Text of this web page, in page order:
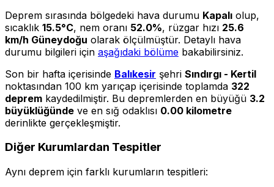
Deprem sırasında bölgedeki hava durumu Kapalı olup,
sıcaklık 15.5°C, nem oranı 52.0%, rüzgar hızı 25.6
km/h Güneydoğu olarak ölçülmüştür. Detaylı hava
durumu bilgileri için aşağıdaki bölüme bakabilirsiniz.
Son bir hafta içerisinde Balıkesir şehri Sındırgı - Kertil
noktasından 100 km yarıçap içerisinde toplamda 322
deprem kaydedilmiştir. Bu depremlerden en büyüğü 3.2
büyüklüğünde ve en sığ odaklısı 0.00 kilometre
derinlikte gerçekleşmiştir.
Diğer Kurumlardan Tespitler
Aynı deprem için farklı kurumların tespitleri: